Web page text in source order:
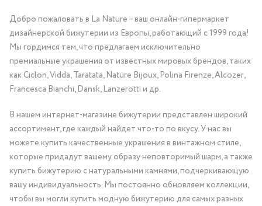
Добро пожаловать в La Nature – ваш онлайн-гипермаркет
дизайнерской бижутерии из Европы, работающий с 1999 года!
Мы гордимся тем, что предлагаем исключительно
премиальные украшения от известных мировых брендов, таких
как Ciclon, Vidda, Taratata, Nature Bijoux, Polina Firenze, Alcozer,
Francesca Bianchi, Dansk, Lanzerotti и др.
В нашем интернет-магазине бижутерии представлен широкий
ассортимент, где каждый найдет что-то по вкусу. У нас вы
можете купить качественные украшения в винтажном стиле,
которые придадут вашему образу неповторимый шарм, а также
купить бижутерию с натуральными камнями, подчеркивающую
вашу индивидуальность. Мы постоянно обновляем коллекции,
чтобы вы могли купить модную бижутерию для самых разных